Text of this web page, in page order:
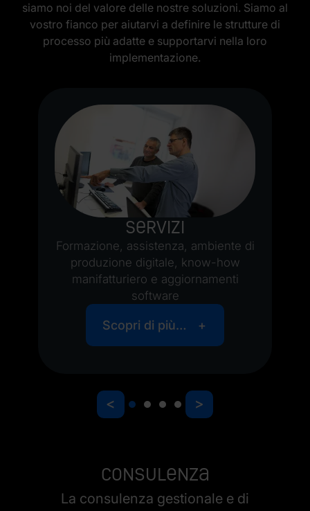
siamo noi del valore delle nostre soluzioni. Siamo al
vostro fianco per aiutarvi a definire le strutture di
processo più adatte e supportarvi nella loro
implementazione.
Servizi
Formazione, assistenza, ambiente di
produzione digitale, know-how
manifatturiero e aggiornamenti
software
Scopri di più…
< >
Consulenza
La consulenza gestionale e di